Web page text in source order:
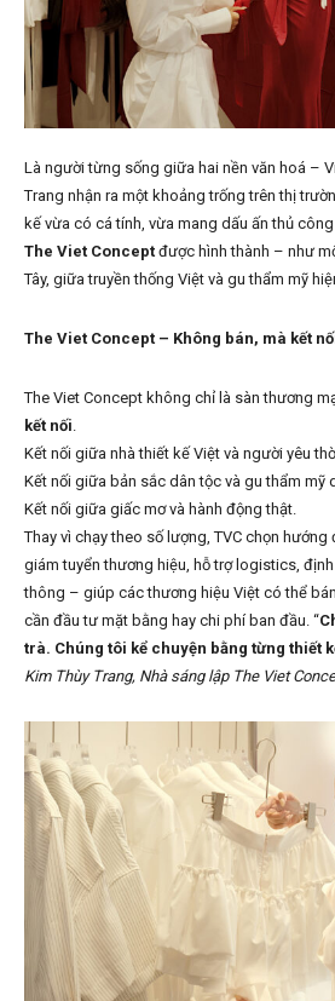
Là người từng sống giữa hai nền văn hoá –
Trang nhận ra một khoảng trống trên thị
kế vừa có cá tính, vừa mang dấu ấn thủ
The Viet Concept được hình thành – như
Tây, giữa truyền thống Việt và gu thẩm mỹ
The Viet Concept – Không bán, mà kết
The Viet Concept không chỉ là sàn thương
kết nối.
Kết nối giữa nhà thiết kế Việt và người yêu
Kết nối giữa bản sắc dân tộc và gu thẩm mỹ
Kết nối giữa giấc mơ và hành động thật.
Thay vì chạy theo số lượng, TVC chọn
giám tuyển thương hiệu, hỗ trợ logistics,
thông – giúp các thương hiệu Việt có thể
cần đầu tư mặt bằng hay chi phí ban đầu. “
trà. Chúng tôi kể chuyện bằng từng thiết
Kim Thùy Trang, Nhà sáng lập The Viet